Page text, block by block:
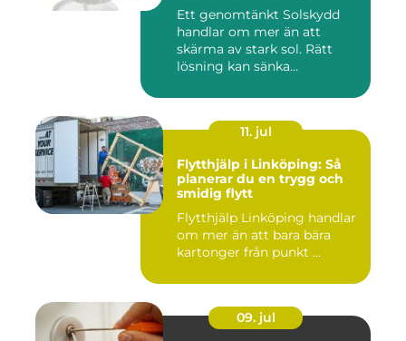
Ett genomtänkt Solskydd
handlar om mer än att
skärma av stark sol. Rätt
lösning kan sänka
11. jul
Flytthjälp i Linköping: Så
planerar du en trygg och
smidig flytt
Flytthjälp Linköping handlar
om mer än att bara bära
kartonger från punkt ...
09. jul